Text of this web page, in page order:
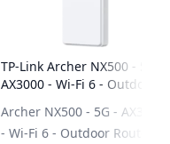
TP-Link Archer NX500 - 5G -
AX3000 - Wi-Fi 6 - Outdoor
Archer NX500 - 5G - AX3000
- Wi-Fi 6 - Outdoor Router